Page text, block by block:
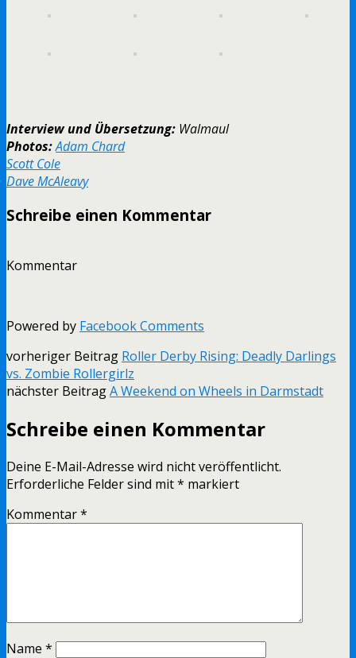
Interview und Übersetzung: Walmaul
Photos:Adam Chard
Scott Cole
Dave McAleavy
Schreibe einen Kommentar
Kommentar
Powered by Facebook Comments
vorheriger Beitrag Roller Derby Rising: Deadly Darlings
vs. Zombie Rollergirlz
nächster BeitragA Weekend on Wheels in Darmstadt
Schreibe einen Kommentar
Deine E-Mail-Adresse wird nicht veröffentlicht.
Erforderliche Felder sind mit* markiert
Kommentar*
Name *